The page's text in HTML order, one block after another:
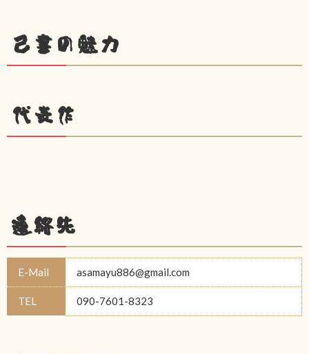
己書の魅力
代表作
連絡先
E-Mail asamayu886@gmail.com
TEL 090-7601-8323